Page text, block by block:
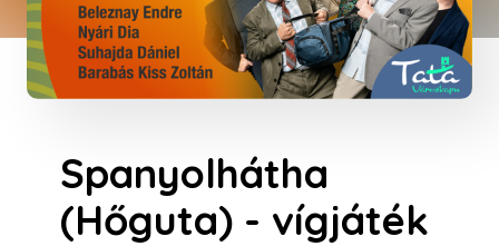
Spanyolhátha
(Hőguta) - vígjáték